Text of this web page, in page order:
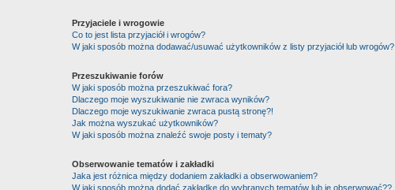
Przyjaciele i wrogowie
Co to jest lista przyjaciół i wrogów?
W jaki sposób można dodawać/usuwać użytkowników z listy przyjaciół lub wrogów?
Przeszukiwanie forów
W jaki sposób można przeszukiwać fora?
Dlaczego moje wyszukiwanie nie zwraca wyników?
Dlaczego moje wyszukiwanie zwraca pustą stronę?!
Jak można wyszukać użytkowników?
W jaki sposób można znaleźć swoje posty i tematy?
Obserwowanie tematów i zakładki
Jaka jest różnica między dodaniem zakładki a obserwowaniem?
W jaki sposób można dodać zakładkę do wybranych tematów lub je obserwować??